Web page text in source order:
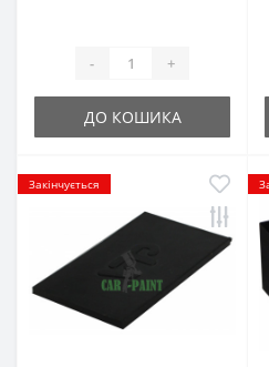
- +
ДО КОШИКА
Закінчується